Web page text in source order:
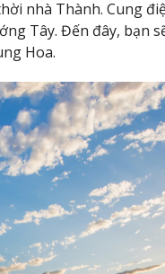
nhà Thành. Cung
Tây. Đến đây, bạn
Hoa.